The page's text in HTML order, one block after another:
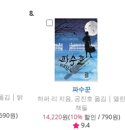
김 | 밝
원)
8.
파수꾼
하퍼 리 지음, 공진호 옮김 | 열린
책들
14,220원(10% 할인 / 790원)
9.4